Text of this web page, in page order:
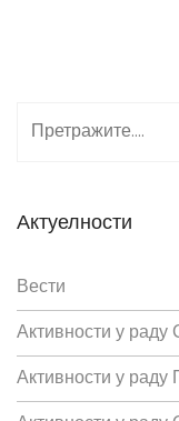
Актуелности
Вести
Активности у
Активности у